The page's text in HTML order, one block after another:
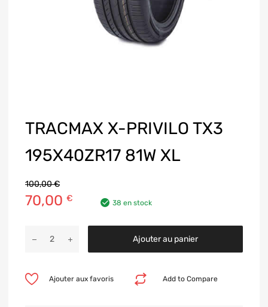
TRACMAX X-PRIVILO TX3
195X40ZR17 81W XL
100,00€
70,00 € 38 en stock
Ajouter au panier
Add to Compare
Ajouter aux favoris